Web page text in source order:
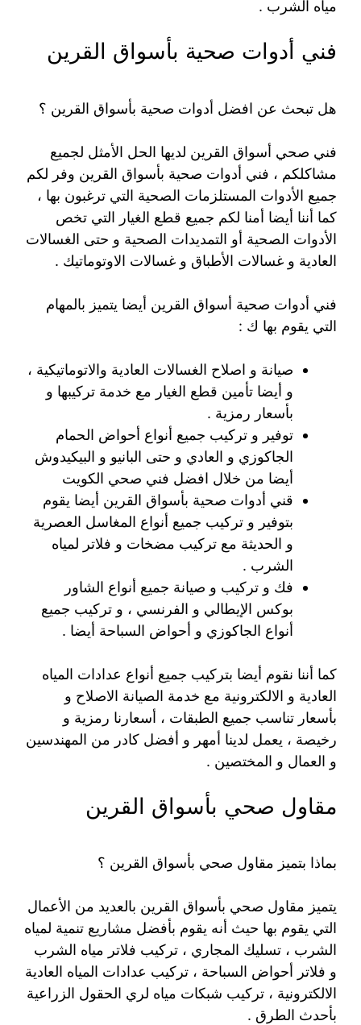
مياه الشرب .
فني أدوات صحية بأسواق القرين
هل تبحث عن افضل أدوات صحية بأسواق القرين ؟
فني صحي أسواق القرين لديها الحل الأمثل لجميع
مشاكلكم ، فني أدوات صحية بأسواق القرين وفر لكم
جميع الأدوات المستلزمات الصحية التي ترغبون بها ،
كما أننا أيضا أمنا لكم جميع قطع الغيار التي تخص
الأدوات الصحية أو التمديدات الصحية و حتى الغسالات
العادية و غسالات الأطباق و غسالات الاوتوماتيك .
فني أدوات صحية أسواق القرين أيضا يتميز بالمهام
التي يقوم بها ك :
صيانة و اصلاح الغسالات العادية والاتوماتيكية ،
و أيضا تأمين قطع الغيار مع خدمة تركيبها و
بأسعار رمزية .
توفير و تركيب جميع أنواع أحواض الحمام
الجاكوزي و العادي و حتى البانيو و البيكيدوش
أيضا من خلال افضل فني صحي الكويت
قني أدوات صحية بأسواق القرين أيضا يقوم
بتوفير و تركيب جميع أنواع المغاسل العصرية
و الحديثة مع تركيب مضخات و فلاتر لمياه
الشرب .
فك و تركيب و صيانة جميع أنواع الشاور
بوكس الإيطالي و الفرنسي ، و تركيب جميع
أنواع الجاكوزي و أحواض السباحة أيضا .
كما أننا نقوم أيضا بتركيب جميع أنواع عدادات المياه
العادية و الالكترونية مع خدمة الصيانة الاصلاح و
بأسعار تناسب جميع الطبقات ، أسعارنا رمزية و
رخيصة ، يعمل لدينا أمهر و أفضل كادر من المهندسين
و العمال و المختصين .
مقاول صحي بأسواق القرين
بماذا بتميز مقاول صحي بأسواق القرين ؟
يتميز مقاول صحي بأسواق القرين بالعديد من الأعمال
التي يقوم بها حيث أنه يقوم بأفضل مشاريع تنمية لمياه
الشرب ، تسليك المجاري ، تركيب فلاتر مياه الشرب
و فلاتر أحواض السباحة ، تركيب عدادات المياه العادية
الالكترونية ، تركيب شبكات مياه لري الحقول الزراعية
بأحدث الطرق .